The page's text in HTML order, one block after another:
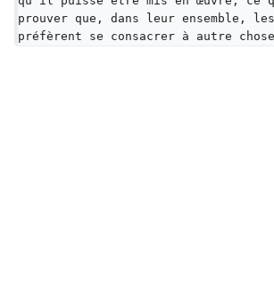
prouver que, dans leur ensemble, les
préfèrent se consacrer à autre